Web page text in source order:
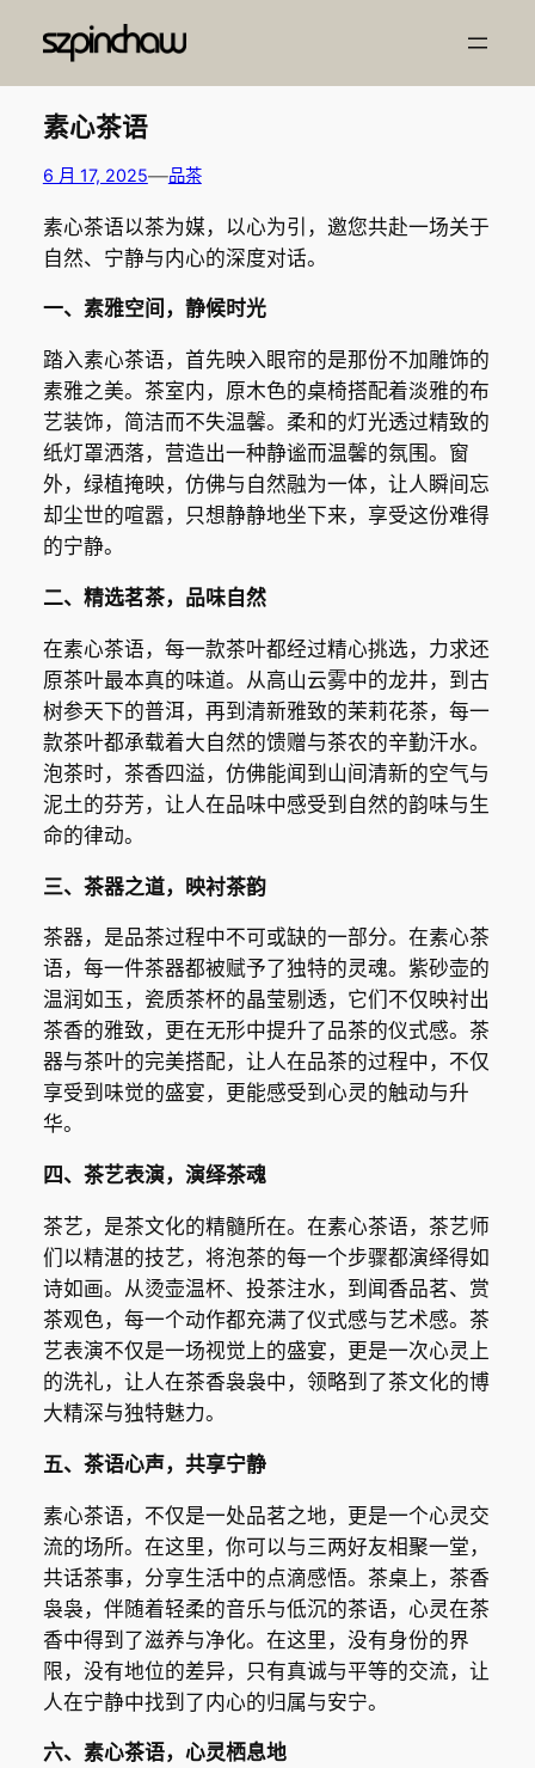
素心茶语
6 月 17, 2025—品茶
素心茶语以茶为媒，以心为引，邀您共赴一场关于
自然、宁静与内心的深度对话。
一、素雅空间，静候时光
踏入素心茶语，首先映入眼帘的是那份不加雕饰的
素雅之美。茶室内，原木色的桌椅搭配着淡雅的布
艺装饰，简洁而不失温馨。柔和的灯光透过精致的
纸灯罩洒落，营造出一种静谧而温馨的氛围。窗
外，绿植掩映，仿佛与自然融为一体，让人瞬间忘
却尘世的喧嚣，只想静静地坐下来，享受这份难得
的宁静。
二、精选茗茶，品味自然
在素心茶语，每一款茶叶都经过精心挑选，力求还
原茶叶最本真的味道。从高山云雾中的龙井，到古
树参天下的普洱，再到清新雅致的茉莉花茶，每一
款茶叶都承载着大自然的馈赠与茶农的辛勤汗水。
泡茶时，茶香四溢，仿佛能闻到山间清新的空气与
泥土的芬芳，让人在品味中感受到自然的韵味与生
命的律动。
三、茶器之道，映衬茶韵
茶器，是品茶过程中不可或缺的一部分。在素心茶
语，每一件茶器都被赋予了独特的灵魂。紫砂壶的
温润如玉，瓷质茶杯的晶莹剔透，它们不仅映衬出
茶香的雅致，更在无形中提升了品茶的仪式感。茶
器与茶叶的完美搭配，让人在品茶的过程中，不仅
享受到味觉的盛宴，更能感受到心灵的触动与升
华。
四、茶艺表演，演绎茶魂
茶艺，是茶文化的精髓所在。在素心茶语，茶艺师
们以精湛的技艺，将泡茶的每一个步骤都演绎得如
诗如画。从烫壶温杯、投茶注水，到闻香品茗、赏
茶观色，每一个动作都充满了仪式感与艺术感。茶
艺表演不仅是一场视觉上的盛宴，更是一次心灵上
的洗礼，让人在茶香袅袅中，领略到了茶文化的博
大精深与独特魅力。
五、茶语心声，共享宁静
素心茶语，不仅是一处品茗之地，更是一个心灵交
流的场所。在这里，你可以与三两好友相聚一堂，
共话茶事，分享生活中的点滴感悟。茶桌上，茶香
袅袅，伴随着轻柔的音乐与低沉的茶语，心灵在茶
香中得到了滋养与净化。在这里，没有身份的界
限，没有地位的差异，只有真诚与平等的交流，让
人在宁静中找到了内心的归属与安宁。
六、素心茶语，心灵栖息地